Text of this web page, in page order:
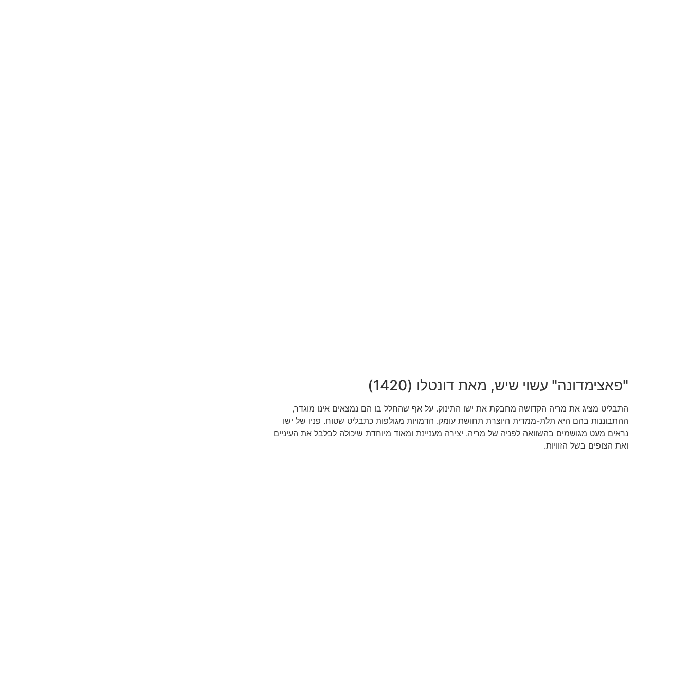
"פאצימדונה" עשוי שיש, מאת דונטלו (1420)
התבליט מציג את מריה הקדושה מחבקת את ישו התינוק. על אף שהחלל בו הם נמצאים אינו מוגדר,
ההתבוננות בהם היא תלת-ממדית היוצרת תחושת עומק. הדמויות מגולפות כתבליט שטוח. פניו של ישו
נראים מעט מגושמים בהשוואה לפניה של מריה. יצירה מעניינת ומאוד מיוחדת שיכולה לבלבל את העיניים
ואת הצופים בשל הזוויות.